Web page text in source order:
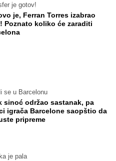
je gotov!
je, Ferran Torres izabrao
Poznato koliko će zaraditi
se u Barcelonu
sinoć održao sastanak, pa
igrača Barcelone saopštio da
pripreme
je pala